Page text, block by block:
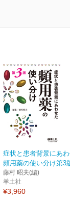
症状と患者背景にあ
頻用薬の使い分け第3
藤村 昭夫(編)
羊土社
¥3,960